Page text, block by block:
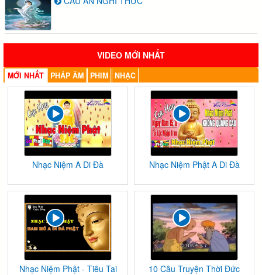
VIDEO MỚI NHẤT
MỚI NHẤT PHÁP ÂM PHIM NHẠC
Nhạc Niệm A Di Đà Nhạc Niệm Phật A Di Đà
Nhạc Niệm Phật - Tiêu Tai
10 Câu Truyện Thời Đức